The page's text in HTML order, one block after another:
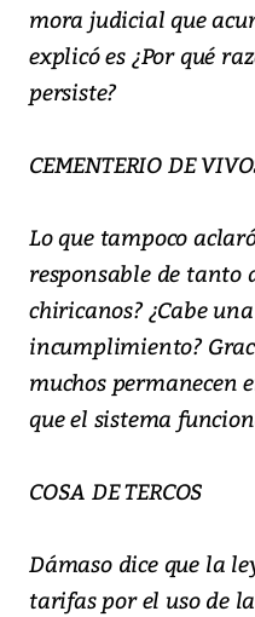
mora judicial que
explicó es ¿Por qué
persiste?
CEMENTERIO DE
Lo que tampoco
responsable de tanto
chiricanos? ¿Cabe
incumplimiento?
muchos permanecen
que el sistema
COSA DE TERCOS
Dámaso dice que la
tarifas por el uso de